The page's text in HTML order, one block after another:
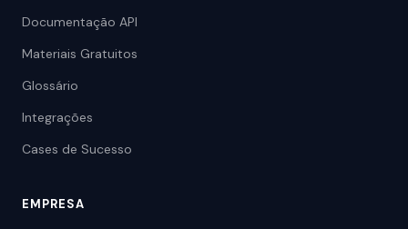
Documentação API
Materiais Gratuitos
Glossário
Integrações
Cases de Sucesso
EMPRESA